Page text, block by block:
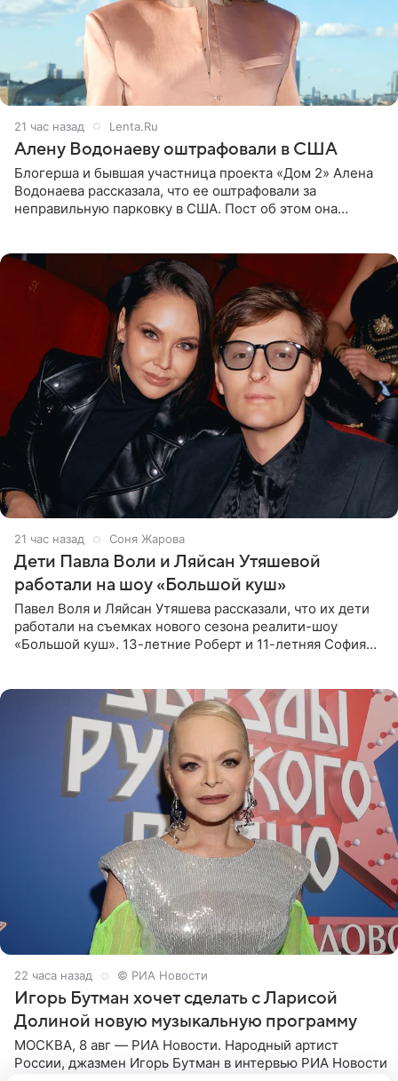
21 час назад Lenta.Ru
Алену Водонаеву оштрафовали в США
Блогерша и бывшая участница проекта «Дом 2» Алена
Водонаева рассказала, что ее оштрафовали за
неправильную парковку в США. Пост об этом она
21 час назад Соня Жарова
Дети Павла Воли и Ляйсан Утяшевой
работали на шоу «Большой куш»
Павел Воля и Ляйсан Утяшева рассказали, что их дети
работали на съемках нового сезона реалити-шоу
«Большой куш». 13-летние Роберт и 11-летняя София
22 часа назад © РИА Новости
Игорь Бутман хочет сделать с Ларисой
Долиной новую музыкальную программу
МОСКВА, 8 авг — РИА Новости. Народный артист
России, джазмен Игорь Бутман в интервью РИА Новости